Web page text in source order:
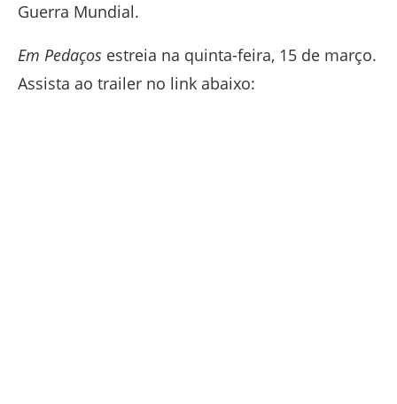
Guerra Mundial.
Em Pedaços estreia na quinta-feira, 15 de março.
Assista ao trailer no link abaixo: